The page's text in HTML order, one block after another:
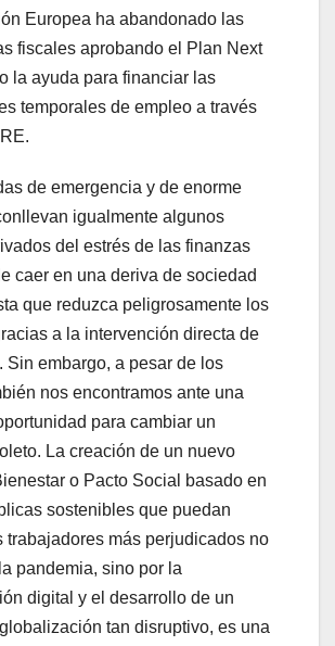
Europea ha abandonado las
fiscales aprobando el Plan Next
la ayuda para financiar las
temporales de empleo a través
de emergencia y de enorme
igualmente algunos
del estrés de las finanzas
caer en una deriva de sociedad
que reduzca peligrosamente los
a la intervención directa de
Sin embargo, a pesar de los
nos encontramos ante una
para cambiar un
La creación de un nuevo
o Pacto Social basado en
sostenibles que puedan
trabajadores más perjudicados no
pandemia, sino por la
digital y el desarrollo de un
tan disruptivo, es una